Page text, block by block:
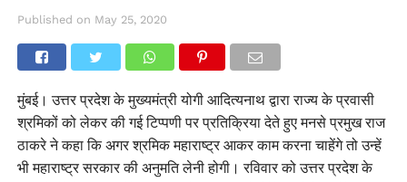
Published on May 25, 2020
मुंबई। उत्तर प्रदेश के मुख्यमंत्री योगी आदित्यनाथ द्वारा राज्य के प्रवासी
श्रमिकों को लेकर की गई टिप्पणी पर प्रतिक्रिया देते हुए मनसे प्रमुख राज
ठाकरे ने कहा कि अगर श्रमिक महाराष्ट्र आकर काम करना चाहेंगे तो उन्हें
भी महाराष्ट्र सरकार की अनुमति लेनी होगी। रविवार को उत्तर प्रदेश के